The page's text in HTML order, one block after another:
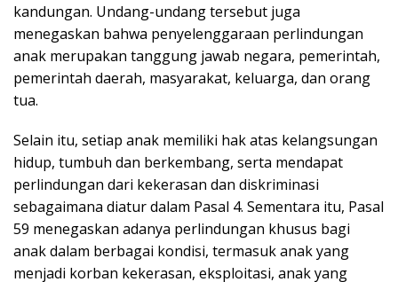
kandungan. Undang-undang tersebut juga
menegaskan bahwa penyelenggaraan perlindungan
anak merupakan tanggung jawab negara, pemerintah,
pemerintah daerah, masyarakat, keluarga, dan orang
tua.
Selain itu, setiap anak memiliki hak atas kelangsungan
hidup, tumbuh dan berkembang, serta mendapat
perlindungan dari kekerasan dan diskriminasi
sebagaimana diatur dalam Pasal 4. Sementara itu, Pasal
59 menegaskan adanya perlindungan khusus bagi
anak dalam berbagai kondisi, termasuk anak yang
menjadi korban kekerasan, eksploitasi, anak yang